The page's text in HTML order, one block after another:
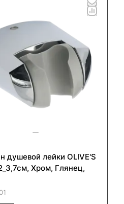
душевой лейки OLIVE'S
Хром, Глянец,